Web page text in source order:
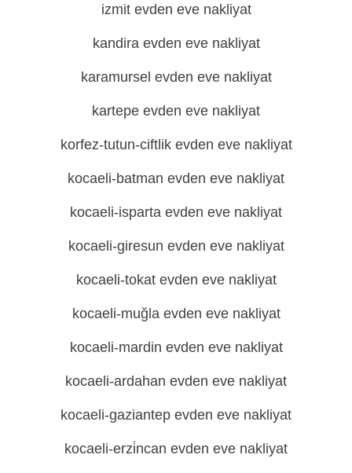
izmit evden eve nakliyat
kandira evden eve nakliyat
karamursel evden eve nakliyat
kartepe evden eve nakliyat
korfez-tutun-ciftlik evden eve nakliyat
kocaeli-batman evden eve nakliyat
kocaeli-isparta evden eve nakliyat
kocaeli-giresun evden eve nakliyat
kocaeli-tokat evden eve nakliyat
kocaeli-muğla evden eve nakliyat
kocaeli-mardin evden eve nakliyat
kocaeli-ardahan evden eve nakliyat
kocaeli-gaziantep evden eve nakliyat
kocaeli-erzi̇ncan evden eve nakliyat